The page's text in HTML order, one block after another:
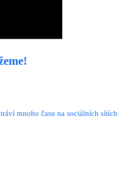
mnoho času na sociálních sítích